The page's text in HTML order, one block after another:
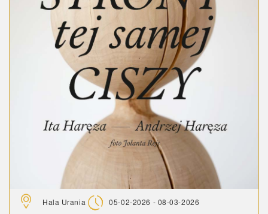
Hala Urania 05-02-2026 - 08-03-2026